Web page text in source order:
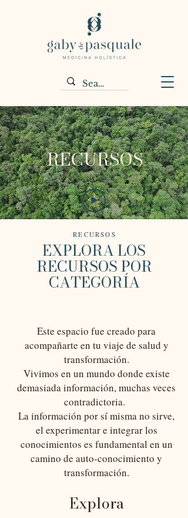
RECURSOS
RECURSOS
EXPLORA LOS
RECURSOS POR
CATEGORÍA
Este espacio fue creado para
acompañarte en tu viaje de salud y
transformación.
Vivimos en un mundo donde existe
demasiada información, muchas veces
contradictoria.
La información por sí misma no sirve,
el experimentar e integrar los
conocimientos es fundamental en un
camino de auto-conocimiento y
transformación.
Explora